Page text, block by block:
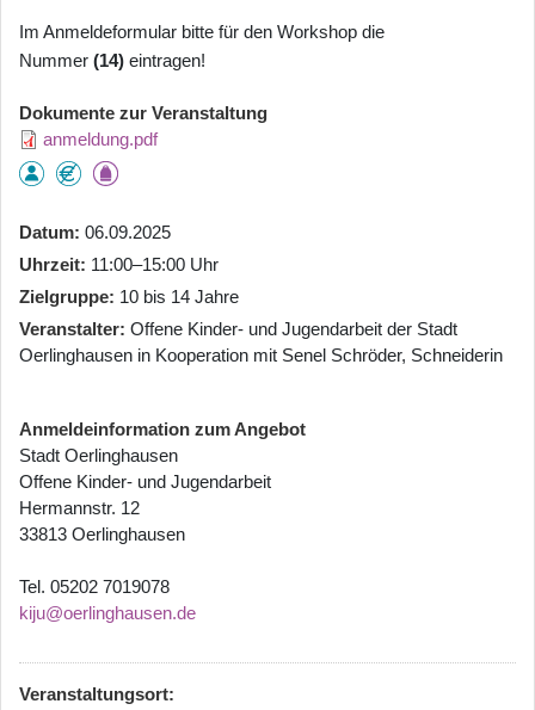
Im Anmeldeformular bitte für den Workshop die
Nummer (14) eintragen!
Dokumente zur Veranstaltung
anmeldung.pdf
Datum 06.09.2025
Uhrzeit 11:00–15:00 Uhr
Zielgruppe 10 bis 14 Jahre
Veranstalter Offene Kinder- und Jugendarbeit der Stadt
Oerlinghausen in Kooperation mit Senel Schröder, Schneiderin
Anmeldeinformation zum Angebot
Stadt Oerlinghausen
Offene Kinder- und Jugendarbeit
Hermannstr. 12
33813 Oerlinghausen
Tel. 05202 7019078
kiju@oerlinghausen.de
Veranstaltungsort: